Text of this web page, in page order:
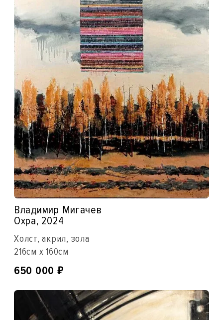
Владимир Мигачев
Охра, 2024
Холст, акрил, зола
216см x 160см
650 000 ₽